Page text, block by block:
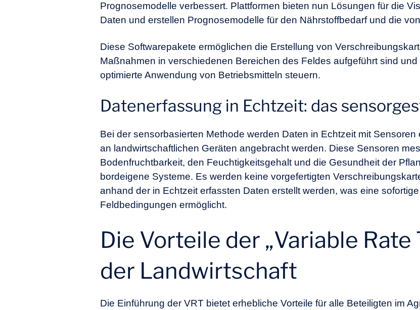
Prognosemodelle verbessert. Plattformen bieten nun Lösungen für die
Daten und erstellen Prognosemodelle für den Nährstoffbedarf und die
Diese Softwarepakete ermöglichen die Erstellung von
Maßnahmen in verschiedenen Bereichen des Feldes aufgeführt sind
optimierte Anwendung von Betriebsmitteln steuern.
Datenerfassung in Echtzeit: das
Bei der sensorbasierten Methode werden Daten in Echtzeit mit
an landwirtschaftlichen Geräten angebracht werden. Diese Sensoren
Bodenfruchtbarkeit, den Feuchtigkeitsgehalt und die Gesundheit der
bordeigene Systeme. Es werden keine vorgefertigten
anhand der in Echtzeit erfassten Daten erstellt werden, was eine
Feldbedingungen ermöglicht.
Die Vorteile der „Variable Rate
der Landwirtschaft
Die Einführung der VRT bietet erhebliche Vorteile für alle Beteiligten im